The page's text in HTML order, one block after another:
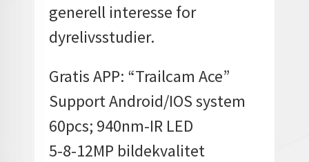
generell interesse for
dyrelivsstudier.
Gratis APP: “Trailcam Ace”
Support Android/IOS system
60pcs; 940nm-IR LED
5-8-12MP bildekvalitet